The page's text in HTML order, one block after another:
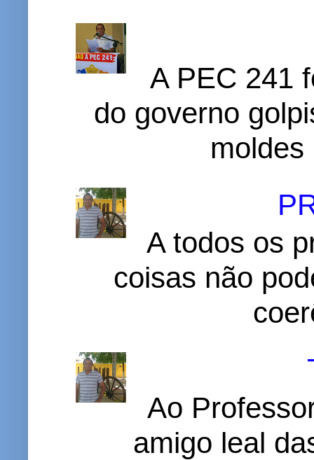
A PEC 241
do governo
A todos os
coisas não
Ao
amigo leal